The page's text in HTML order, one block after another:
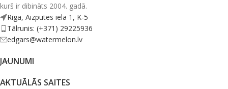
kurš ir dibināts 2004. gadā.
Rīga, Aizputes iela 1, K-5
Tālrunis: (+371) 29225936
edgars@watermelon.lv
JAUNUMI
AKTUĀLĀS SAITES